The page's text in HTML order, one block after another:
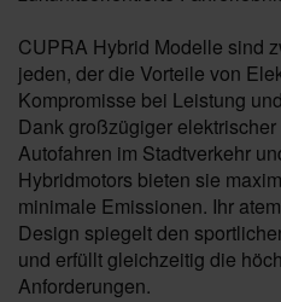
CUPRA Hybrid Modelle sind
jeden, der die Vorteile von
Kompromisse bei Leistung
Dank großzügiger
Autofahren im Stadtverkehr
Hybridmotors bieten sie
minimale Emissionen. Ihr
Design spiegelt den
und erfüllt gleichzeitig die
Anforderungen.